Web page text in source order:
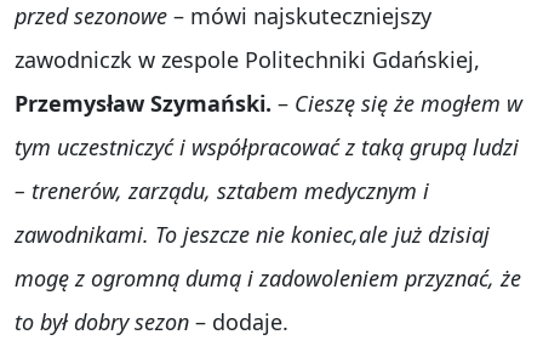
przed sezonowe – mówi najskuteczniejszy
zawodniczk w zespole Politechniki Gdańskiej,
Przemysław Szymański. – Cieszę się że mogłem w
tym uczestniczyć i współpracować z taką grupą ludzi
– trenerów, zarządu, sztabem medycznym i
zawodnikami. To jeszcze nie koniec,ale już dzisiaj
mogę z ogromną dumą i zadowoleniem przyznać, że
to był dobry sezon – dodaje.